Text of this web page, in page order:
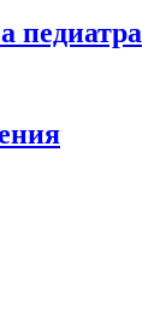
педиатра